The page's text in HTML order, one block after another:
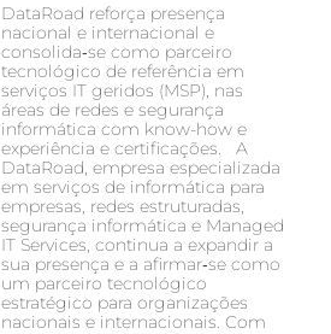
DataRoad reforça presença
nacional e internacional e
consolida‑se como parceiro
tecnológico de referência em
serviços IT geridos (MSP), nas
áreas de redes e segurança
informática com know-how e
experiência e certificações. A
DataRoad, empresa especializada
em serviços de informática para
empresas, redes estruturadas,
segurança informática e Managed
IT Services, continua a expandir a
sua presença e a afirmar‑se como
um parceiro tecnológico
estratégico para organizações
nacionais e internacionais. Com